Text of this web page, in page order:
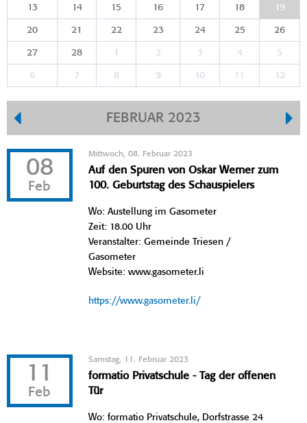
13 14 15 16 17 18 19
20 21 22 23 24 25 26
27 28 1 2 3 4 5
6 7 8 9 10 11 12
FEBRUAR 2023
08
Feb
Mittwoch, 08. Februar 2023
Auf den Spuren von Oskar Werner zum
100. Geburtstag des Schauspielers
Wo: Austellung im Gasometer
Zeit: 18.00 Uhr
Veranstalter: Gemeinde Triesen /
Gasometer
Website: www.gasometer.li
https://www.gasometer.li/
11
Feb
Samstag, 11. Februar 2023
formatio Privatschule - Tag der offenen
Tür
Wo: formatio Privatschule, Dorfstrasse 24